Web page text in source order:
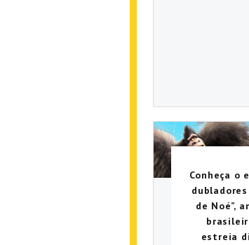
Conheça o
dubladores
de Noé”,
estreia